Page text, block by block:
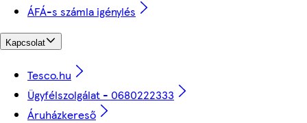
ÁFÁ-s számla igénylés
Kapcsolat
Tesco.hu
Ügyfélszolgálat - 0680222333
Áruházkereső